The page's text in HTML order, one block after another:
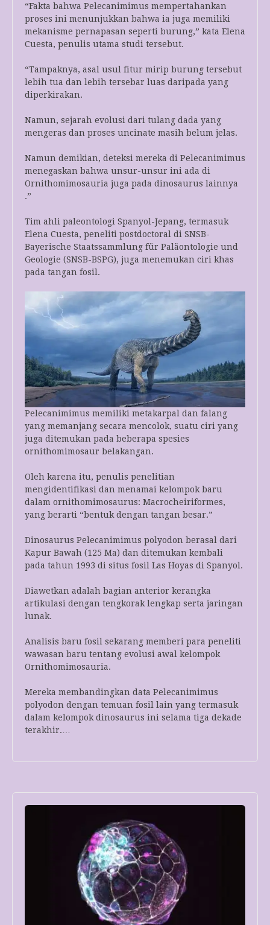
“Fakta bahwa Pelecanimimus mempertahankan
proses ini menunjukkan bahwa ia juga memiliki
mekanisme pernapasan seperti burung,” kata Elena
Cuesta, penulis utama studi tersebut.
“Tampaknya, asal usul fitur mirip burung tersebut
lebih tua dan lebih tersebar luas daripada yang
diperkirakan.
Namun, sejarah evolusi dari tulang dada yang
mengeras dan proses uncinate masih belum jelas.
Namun demikian, deteksi mereka di Pelecanimimus
menegaskan bahwa unsur-unsur ini ada di
Ornithomimosauria juga pada dinosaurus lainnya
.”
Tim ahli paleontologi Spanyol-Jepang, termasuk
Elena Cuesta, peneliti postdoctoral di SNSB-
Bayerische Staatssammlung für Paläontologie und
Geologie (SNSB-BSPG), juga menemukan ciri khas
pada tangan fosil.
Pelecanimimus memiliki metakarpal dan falang
yang memanjang secara mencolok, suatu ciri yang
juga ditemukan pada beberapa spesies
ornithomimosaur belakangan.
Oleh karena itu, penulis penelitian
mengidentifikasi dan menamai kelompok baru
dalam ornithomimosaurus: Macrocheiriformes,
yang berarti “bentuk dengan tangan besar.”
Dinosaurus Pelecanimimus polyodon berasal dari
Kapur Bawah (125 Ma) dan ditemukan kembali
pada tahun 1993 di situs fosil Las Hoyas di Spanyol.
Diawetkan adalah bagian anterior kerangka
artikulasi dengan tengkorak lengkap serta jaringan
lunak.
Analisis baru fosil sekarang memberi para peneliti
wawasan baru tentang evolusi awal kelompok
Ornithomimosauria.
Mereka membandingkan data Pelecanimimus
polyodon dengan temuan fosil lain yang termasuk
dalam kelompok dinosaurus ini selama tiga dekade
terakhir.…